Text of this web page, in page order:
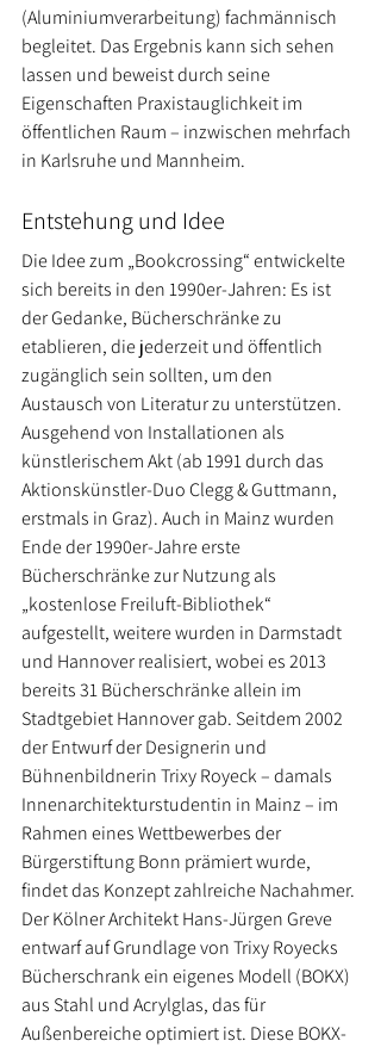
(Aluminiumverarbeitung) fachmännisch
begleitet. Das Ergebnis kann sich sehen
lassen und beweist durch seine
Eigenschaften Praxistauglichkeit im
öffentlichen Raum – inzwischen mehrfach
in Karlsruhe und Mannheim.
Entstehung und Idee
Die Idee zum „Bookcrossing“ entwickelte
sich bereits in den 1990er-Jahren: Es ist
der Gedanke, Bücherschränke zu
etablieren, die jederzeit und öffentlich
zugänglich sein sollten, um den
Austausch von Literatur zu unterstützen.
Ausgehend von Installationen als
künstlerischem Akt (ab 1991 durch das
Aktionskünstler-Duo Clegg & Guttmann,
erstmals in Graz). Auch in Mainz wurden
Ende der 1990er-Jahre erste
Bücherschränke zur Nutzung als
„kostenlose Freiluft-Bibliothek“
aufgestellt, weitere wurden in Darmstadt
und Hannover realisiert, wobei es 2013
bereits 31 Bücherschränke allein im
Stadtgebiet Hannover gab. Seitdem 2002
der Entwurf der Designerin und
Bühnenbildnerin Trixy Royeck – damals
Innenarchitekturstudentin in Mainz – im
Rahmen eines Wettbewerbes der
Bürgerstiftung Bonn prämiert wurde,
findet das Konzept zahlreiche Nachahmer.
Der Kölner Architekt Hans-Jürgen Greve
entwarf auf Grundlage von Trixy Royecks
Bücherschrank ein eigenes Modell (BOKX)
aus Stahl und Acrylglas, das für
Außenbereiche optimiert ist. Diese BOKX-